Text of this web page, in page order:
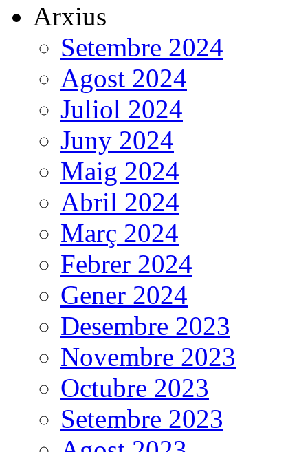
Arxius
Setembre 2024
Agost 2024
Juliol 2024
Juny 2024
Maig 2024
Abril 2024
Març 2024
Febrer 2024
Gener 2024
Desembre 2023
Novembre 2023
Octubre 2023
Setembre 2023